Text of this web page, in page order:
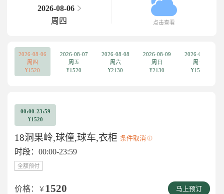
2026-08-06
周四
点击查看
2026-08-06
周四
¥1520
2026-08-07
周五
¥1520
2026-08-08
周六
¥2130
2026-08-09
周日
¥2130
2026-08-10
周一
¥1520
00:00-23:59
¥1520
18洞果岭,球僮,球车,衣柜 条件取消
时段：00:00-23:59
全额预付
价格： ￥ 1520 马上预订